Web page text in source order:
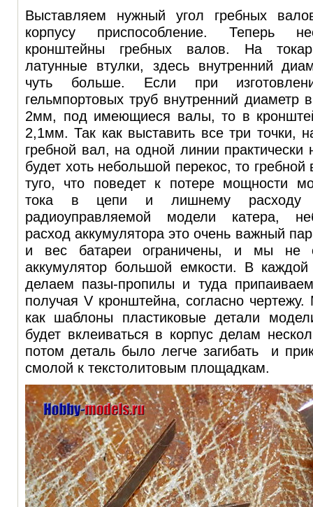
Выставляем нужный угол гребных
корпусу приспособление. Теперь
кронштейны гребных валов. На
латунные втулки, здесь внутренний
чуть больше. Если при
гельмпортовых труб внутренний диаметр
2мм, под имеющиеся валы, то в
2,1мм. Так как выставить все три точки,
гребной вал, на одной линии
будет хоть небольшой перекос, то
туго, что поведет к потере мощности
тока в цепи и лишнему расходу
радиоуправляемой модели катера,
расход аккумулятора это очень важный
и вес батареи ограничены, и мы не
аккумулятор большой емкости. В
делаем пазы-пропилы и туда
получая V кронштейна, согласно
как шаблоны пластиковые детали
будет вклеиваться в корпус делам
потом деталь было легче загибать и
смолой к текстолитовым площадкам.